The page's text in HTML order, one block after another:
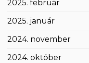
2025. február
2025. január
2024. november
2024. október